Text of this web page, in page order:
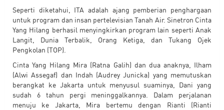
Seperti diketahui, ITA adalah ajang pemberian penghargaan
untuk program dan insan pertelevisian Tanah Air. Sinetron Cinta
Yang Hilang berhasil menyingkirkan program lain seperti Anak
Langit, Dunia Terbalik, Orang Ketiga, dan Tukang Ojek
Pengkolan (TOP).
Cinta Yang Hilang Mira (Ratna Galih) dan dua anaknya, Ilham
(Alwi Assegaf) dan Indah (Audrey Junicka) yang memutuskan
berangkat ke Jakarta untuk menyusul suaminya, Dani yang
sudah 6 tahun pergi meninggalkannya. Dalam perjalanan
menuju ke Jakarta, Mira bertemu dengan Rianti (Rianti